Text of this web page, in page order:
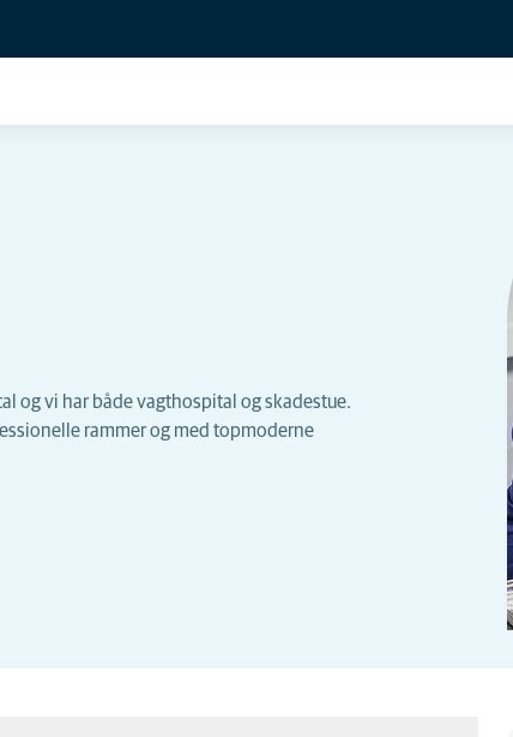
og vi har både vagthospital og skadestue.
rammer og med topmoderne